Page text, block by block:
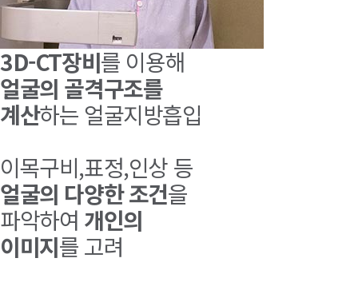
3D-CT장비를 이용해
얼굴의 골격구조를
계산하는 얼굴지방흡입
이목구비,표정,인상 등
얼굴의 다양한 조건을
파악하여 개인의
이미지를 고려